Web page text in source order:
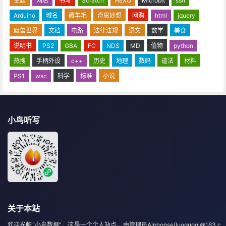
Arduino
域名 薅羊毛 奇思妙想 网购 html
jquery
魔兽世界
文档 电路 法律法规 语文 数学
美食
说明书
PS2 GBA FC NDS MD 值物
python
热搜
手柄外设 c++ 历史 地理 数码 道法
材料
PS1
wsc 科学 标准 小说
小鸟听写
关于本站